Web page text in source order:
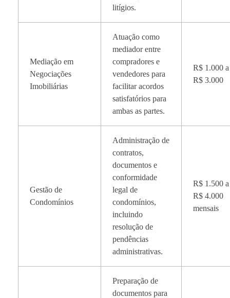
litígios.
Mediação em
Negociações
Imobiliárias
Atuação como
mediador entre
compradores e
vendedores para
facilitar acordos
satisfatórios para
ambas as partes.
R$ 1.000 a
R$ 3.000
Gestão de
Condomínios
Administração de
contratos,
documentos e
conformidade
legal de
condomínios,
incluindo
resolução de
pendências
administrativas.
R$ 1.500 a
R$ 4.000
mensais
Preparação de
documentos para